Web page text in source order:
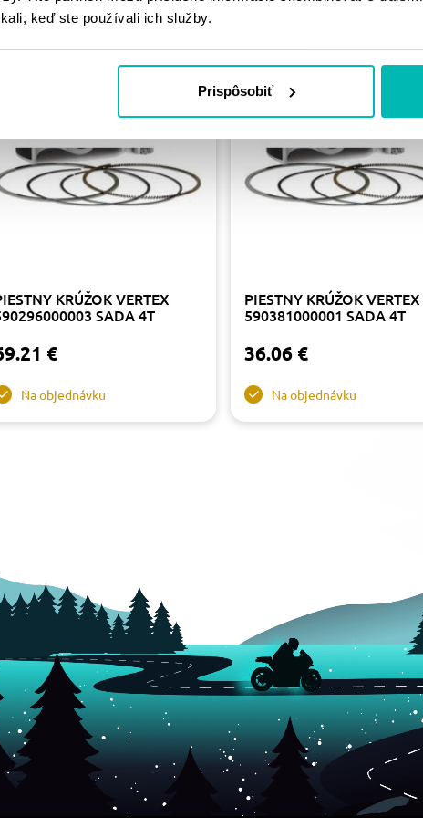
keď ste používali ich služby.
Prispôsobiť
PRODUKTY
KRÚŽOK VERTEX
SADA 4T
€
Na objednávku
PIESTNY KRÚŽOK VERTEX
590381000001 SADA 4T
36.06 €
Na objednávku